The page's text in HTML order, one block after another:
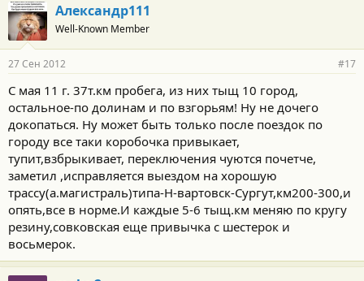
Александр111
Well-Known Member
27 Сен 2012 #17
С мая 11 г. 37т.км пробега, из них тыщ 10 город,
остальное-по долинам и по взгорьям! Ну не дочего
докопаться. Ну может быть только после поездок по
городу все таки коробочка привыкает,
тупит,взбрыкивает, переключения чуются почетче,
заметил ,исправляется выездом на хорошую
трассу(а.магистраль)типа-Н-вартовск-Сургут,км200-300,и
опять,все в норме.И каждые 5-6 тыщ.км меняю по кругу
резину,совковская еще привычка с шестерок и
восьмерок.